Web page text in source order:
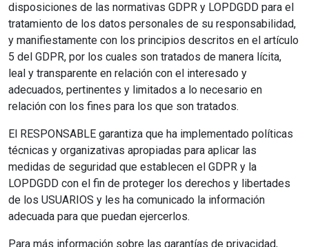
disposiciones de las normativas GDPR y LOPDGDD para el
tratamiento de los datos personales de su responsabilidad,
y manifiestamente con los principios descritos en el artículo
5 del GDPR, por los cuales son tratados de manera lícita,
leal y transparente en relación con el interesado y
adecuados, pertinentes y limitados a lo necesario en
relación con los fines para los que son tratados.
El RESPONSABLE garantiza que ha implementado políticas
técnicas y organizativas apropiadas para aplicar las
medidas de seguridad que establecen el GDPR y la
LOPDGDD con el fin de proteger los derechos y libertades
de los USUARIOS y les ha comunicado la información
adecuada para que puedan ejercerlos.
Para más información sobre las garantías de privacidad,